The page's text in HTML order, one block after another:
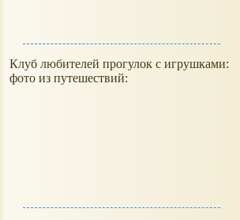
Клуб любителей прогулок с игрушками:
фото из путешествий: